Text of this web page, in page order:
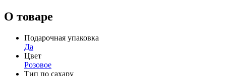
О товаре
Подарочная упаковка
Да
Цвет
Розовое
Тип по сахару